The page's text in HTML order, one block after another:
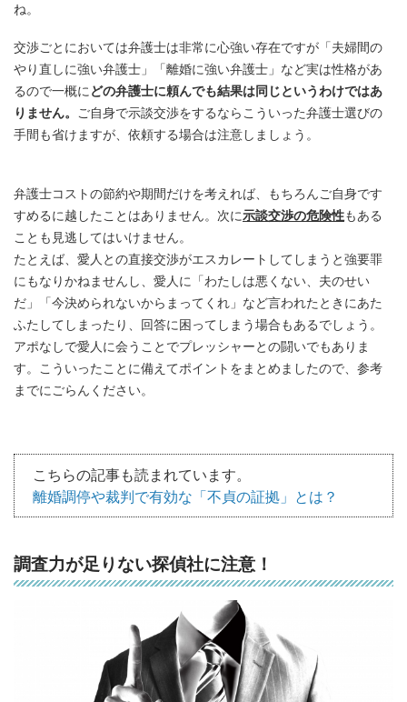
ね。
交渉ごとにおいては弁護士は非常に心強い存在ですが「夫婦間の
やり直しに強い弁護士」「離婚に強い弁護士」など実は性格があ
るので一概に どの弁護士に頼んでも結果は同じというわけではあ
りません。
ご自身で示談交渉をするならこういった弁護士選びの
手間も省けますが、依頼する場合は注意しましょう。
弁護士コストの節約や期間だけを考えれば、もちろんご自身です
すめるに越したことはありません。次に示談交渉の危険性もある
ことも見逃してはいけません。
たとえば、愛人との直接交渉がエスカレートしてしまうと強要罪
にもなりかねませんし、愛人に「わたしは悪くない、夫のせい
だ」「今決められないからまってくれ」など言われたときにあた
ふたしてしまったり、回答に困ってしまう場合もあるでしょう。
アポなしで愛人に会うことでプレッシャーとの闘いでもありま
す。こういったことに備えてポイントをまとめましたので、参考
までにごらんください。
こちらの記事も読まれています。
離婚調停や裁判で有効な「不貞の証拠」とは？
調査力が足りない探偵社に注意！